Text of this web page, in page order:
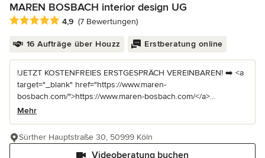
MAREN BOSBACH interior design UG
Durchschnittliche Bewertung: 4.9 von 5 Sternen
4,9 (7 Bewertungen)
16 Aufträge über Houzz Erstberatung online
!JETZT KOSTENFREIES ERSTGESPRÄCH VEREINBAREN! ➡️ <a
target="_blank" href="https://www.maren-
bosbach.com/">https://www.maren-bosbach.com/</a>...
Mehr
Videoberatung buchen
Sürther Hauptstraße 30, 50999 Köln